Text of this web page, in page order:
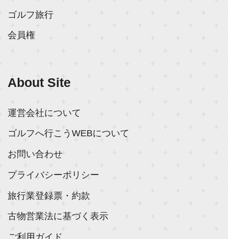
ゴルフ旅行
会員権
About Site
運営会社について
ゴルフへ行こうWEBについて
お問い合わせ
プライバシーポリシー
旅行業登録票・約款
古物営業法に基づく表示